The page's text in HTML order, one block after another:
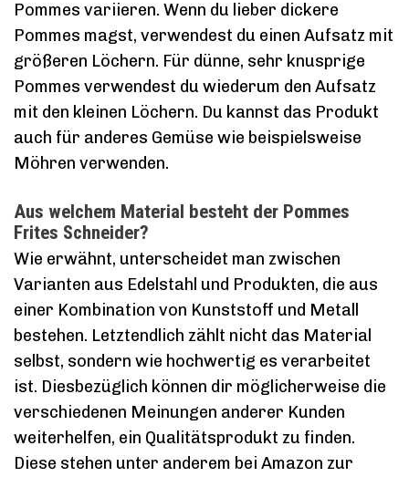
Pommes variieren. Wenn du lieber dickere
Pommes magst, verwendest du einen Aufsatz mit
größeren Löchern. Für dünne, sehr knusprige
Pommes verwendest du wiederum den Aufsatz
mit den kleinen Löchern. Du kannst das Produkt
auch für anderes Gemüse wie beispielsweise
Möhren verwenden.
Aus welchem Material besteht der Pommes
Frites Schneider?
Wie erwähnt, unterscheidet man zwischen
Varianten aus Edelstahl und Produkten, die aus
einer Kombination von Kunststoff und Metall
bestehen. Letztendlich zählt nicht das Material
selbst, sondern wie hochwertig es verarbeitet
ist. Diesbezüglich können dir möglicherweise die
verschiedenen Meinungen anderer Kunden
weiterhelfen, ein Qualitätsprodukt zu finden.
Diese stehen unter anderem bei Amazon zur